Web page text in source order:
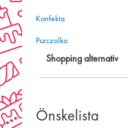
Konfekta
Pszczolka
Shopping alternativ
Önskelista